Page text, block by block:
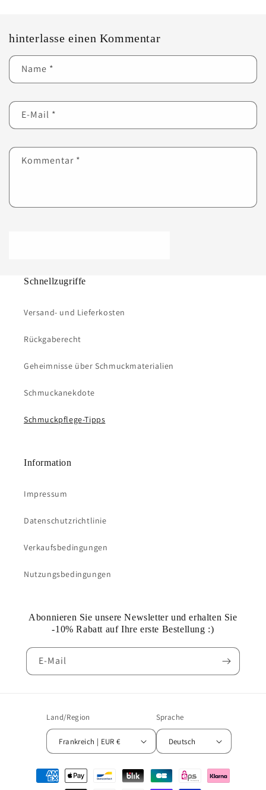
hinterlasse einen Kommentar
Name *
E-Mail *
Kommentar *
Schnellzugriffe
Versand- und Lieferkosten
Rückgaberecht
Geheimnisse über Schmuckmaterialien
Schmuckanekdote
Schmuckpflege-Tipps
Information
Impressum
Datenschutzrichtlinie
Verkaufsbedingungen
Nutzungsbedingungen
Abonnieren Sie unsere Newsletter und erhalten Sie
-10% Rabatt auf Ihre erste Bestellung :)
E-Mail
Land/Region
Frankreich | EUR €
Sprache
Deutsch
Zahlungsmethoden